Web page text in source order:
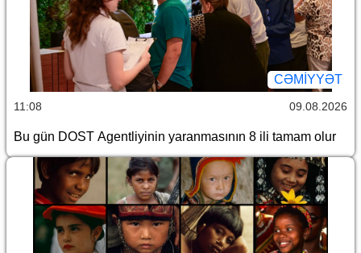
CƏMİYYƏT
11:08 09.08.2026
Bu gün DOST Agentliyinin yaranmasının 8 ili tamam olur